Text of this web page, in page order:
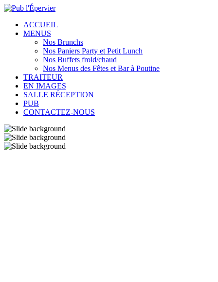
ACCUEIL
MENUS
Nos Brunchs
Nos Paniers Party et Petit Lunch
Nos Buffets froid/chaud
Nos Menus des Fêtes et Bar à Poutine
TRAITEUR
EN IMAGES
SALLE RÉCEPTION
PUB
CONTACTEZ-NOUS